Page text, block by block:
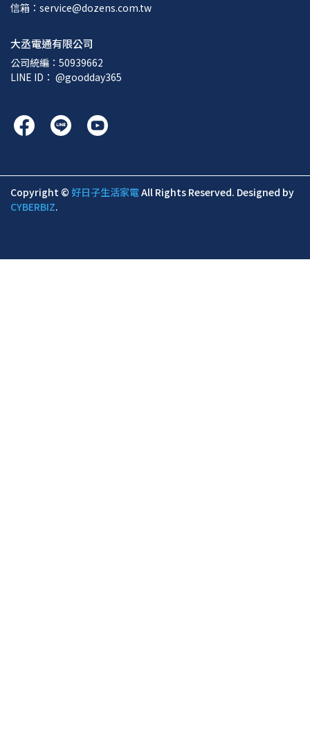
信箱：service@dozens.com.tw
大丞電通有限公司
公司統編：50939662
LINE ID： @goodday365
Copyright © 好日子生活家電All Rights Reserved. Designed by
CYBERBIZ.